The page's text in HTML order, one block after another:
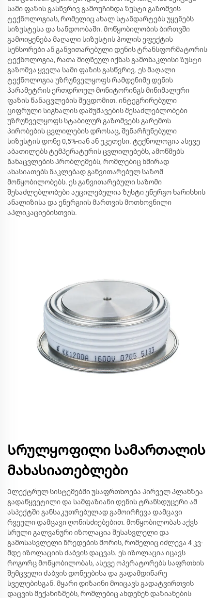
სამი ფაზის გასწვრივ გამოუჩინდა ზუსტი გაზომვის
ტექნოლოგიას, რომელიც ახალ სტანდარტებს უყენებს
სიზუსტესა და სანდოობაში. მოწყობილობის ბირთვში
გამოიყენება მაღალი სიზუსტის ჰოლის ეფექტის
სენსორები ან განვითარებული დენის ტრანსფორმატორის
ტექნოლოგია, რათა მიღწეულ იქნას გამონაკლისი ზუსტი
გაზომვა ყველა სამი ფაზის გასწვრივ. ეს მაღალი
ტექნოლოგია უზრუნველყოფს რამდენიმე დენის
პარამეტრის ერთდროულ მონიტორინგს მინიმალური
ფაზის წანაცვლების შეცდომით. ინტეგრირებული
ციფრული სიგნალის დამუშავების შესაძლებლობები
უზრუნველყოფს სტაბილურ გაზომვებს გარემოს
პირობების ცვლილების დროსაც, შენარჩუნებული
სიზუსტის დონე 0,5%-იან ან უკეთესი. ტექნოლოგია ასევე
აბათილებს ტემპერატურის ცვლილებებს, ამოწმებს
წანაცვლების პრობლემებს, რომლებიც ხშირად
ახასიათებს ნაკლებად განვითარებულ საზომ
მოწყობილობებს. ეს განვითარებული საზომი
შესაძლებლობები აუცილებელია ზუსტი ენერგო ხარისხის
ანალიზისა და ენერგიის მართვის მოთხოვნილი
აპლიკაციებისთვის.
Სრულყოფილი სამართალის
მახასიათებლები
Ელექტრულ სისტემებში უსაფრთხოება პირველ პლანზეა
გადაწყვეტილი და სამფაზიანი დენის ტრანსდუცერი ამ
ასპექტში განსაკუთრებულად გამოირჩევა დამცავი
რვეული დამცავი ღონისძიებებით. მოწყობილობას აქვს
სრული გალვანური იზოლაცია შესასვლელი და
გამოსასვლელი წრედების შორის, რომელიც იძლევა 4 კვ-
მდე იზოლაციის ძაბვის დაცვას. ეს იზოლაცია იცავს
როგორც მოწყობილობას, ასევე ოპერატორებს საფრთხის
შემცველი ძაბვის დონეებისა და გადამდინარე
სველებისგან. მყარი დიზაინი მოიცავს გადატვირთვის
დაცვის მექანიზმებს, რომლებიც ახდენენ დაზიანების